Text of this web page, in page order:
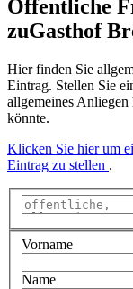
Öffentliche
zuGasthof
Hier finden Sie
Eintrag. Stellen Sie
allgemeines Anliegen
könnte.
Klicken Sie hier um
Eintrag zu stellen .
Vorname
Name